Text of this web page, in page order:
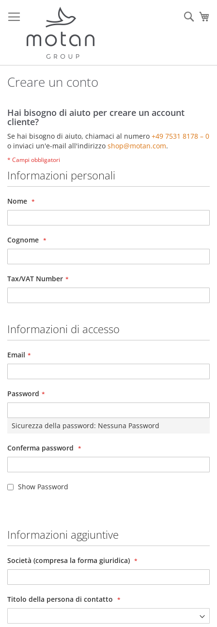
al
contenuto
Creare un conto
Hai bisogno di aiuto per creare un account
cliente?
Se hai bisogno di aiuto, chiamaci al numero +49 7531 8178 – 0
o inviaci un'e-mail all'indirizzo shop@motan.com.
Informazioni personali
Nome
Cognome
Tax/VAT Number
Informazioni di accesso
Email
Password
Sicurezza della password: Nessuna Password
Conferma password
Show Password
Informazioni aggiuntive
Società (compresa la forma giuridica)
Titolo della persona di contatto